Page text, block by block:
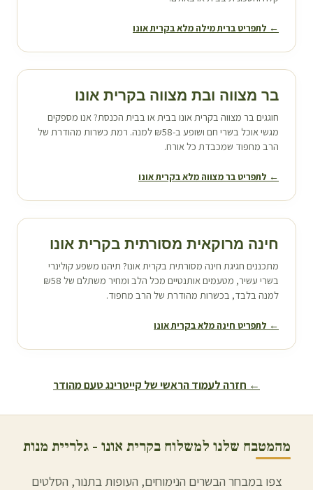
← לתפריט ברית מילה מלא בקרית אונו
בר מצווה ובת מצווה בקרית אונו
חוגגים בר מצווה בקרית אונו בבית או בבית הכנסת? אנו מספקים
מגשי אוכל בשרי חם ושופע ב-₪58 למנה. רמת כשרות מהודרת של
הרב מחפוד שמכבדת כל אורח.
← לתפריט בר מצווה מלא בקרית אונו
חינה מרוקאית מסורתית בקרית אונו
מתכננים חגיגת חינה מסורתית בקרית אונו? תיהנו משפע קולינרי
בשרי עשיר, מטעמים אותנטיים מכל הלב ומחיר משתלם של ₪58
למנה בלבד, בכשרות מהודרת של הרב מחפוד.
← לתפריט חינה מלא בקרית אונו
← חזרה לעמוד הראשי של קייטרינג טעם מהודר
מהמטבח שלנו למשלוח בקרית אונו - גלריית מנות
צפו במבחר הבשרים הנימוחים, העופות בתנור, הסלטים